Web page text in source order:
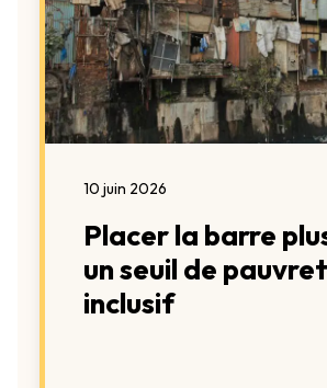
10 juin 2026
Placer la barre
un seuil de
inclusif